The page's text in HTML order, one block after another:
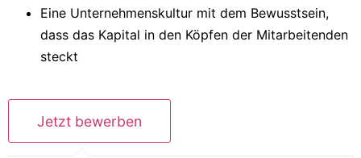
Eine Unternehmenskultur mit dem Bewusstsein,
dass das Kapital in den Köpfen der Mitarbeitenden
steckt